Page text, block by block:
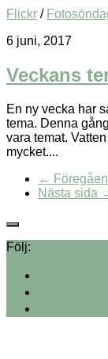
Flickr /
6 juni, 2017
Veckans
En ny vecka har
tema. Denna
vara temat.
mycket....
←
Nästa sida
Följ: